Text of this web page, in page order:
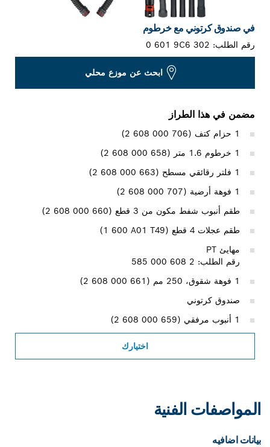
في صندوق كرتوني مع خرطوم
رقم الطلب:0 601 9C6 302
ابحث عن موزع محلي
مضمن في هذا الطراز
طقم أنبوب شفط مكون من 3 قطع (‎2 608 000 660)
طقم عجلات 4 قطع (‎1 600 A01 T49)
مهايئ PT‏
رقم الطلب: 2 608 000 585
صندوق كرتوني
اختيارك
المواصفات الفنية
بيانات اضافيه